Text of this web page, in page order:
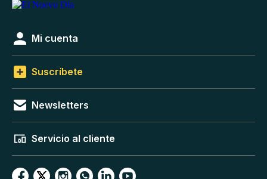
Mi cuenta
Suscríbete
Newsletters
Servicio al cliente